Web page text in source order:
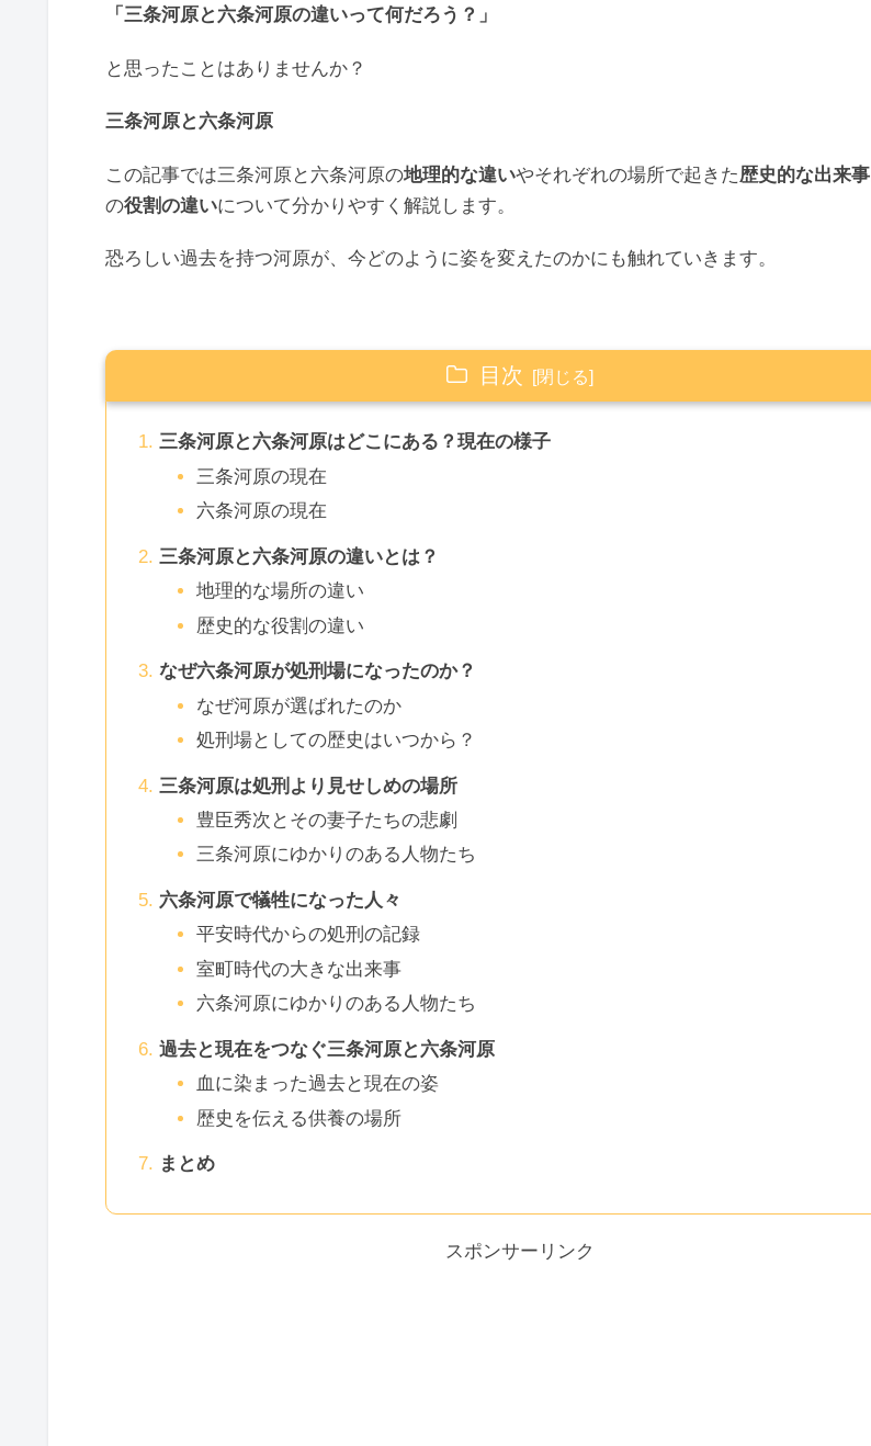
「三条河原と六条河原の違いって何だろう？」
と思ったことはありませんか？
三条河原と六条河原
この記事では三条河原と六条河原の地理的な違いやそれぞれの場所で起きた歴史的な出来事
の役割の違いについて分かりやすく解説します。
恐ろしい過去を持つ河原が、今どのように姿を変えたのかにも触れていきます。
目次
三条河原と六条河原はどこにある？現在の様子
三条河原の現在
六条河原の現在
三条河原と六条河原の違いとは？
地理的な場所の違い
歴史的な役割の違い
なぜ六条河原が処刑場になったのか？
なぜ河原が選ばれたのか
処刑場としての歴史はいつから？
三条河原は処刑より見せしめの場所
豊臣秀次とその妻子たちの悲劇
三条河原にゆかりのある人物たち
六条河原で犠牲になった人々
平安時代からの処刑の記録
室町時代の大きな出来事
六条河原にゆかりのある人物たち
過去と現在をつなぐ三条河原と六条河原
血に染まった過去と現在の姿
歴史を伝える供養の場所
まとめ
スポンサーリンク